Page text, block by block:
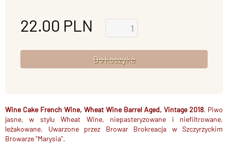
22.00 PLN
Wine Cake French Wine, Wheat Wine Barrel Aged, Vintage 2018. Piwo
jasne, w stylu Wheat Wine, niepasteryzowane i niefiltrowane,
leżakowane. Uwarzone przez Browar Brokreacja w Szczyrzyckim
Browarze "Marysia".